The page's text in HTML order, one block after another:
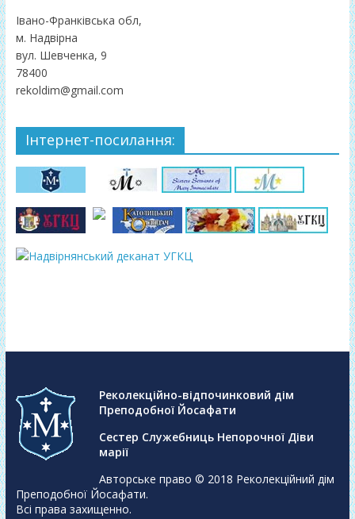
Івано-Франківська обл,
м. Надвірна
вул. Шевченка, 9
78400
rekoldim@gmail.com
Інтернет-посилання:
Реколекційно-відпочинковий дім
Преподобної Йосафати
Сестер Служебниць Непорочної Діви
марії
Авторське право © 2018 Реколекційний дім
Преподобної Йосафати.
Всі права захищенно.